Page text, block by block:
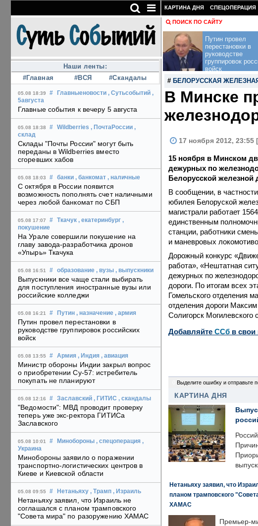
Наши ленты:
#Главная
#ВСЯ #Скандалы
05.08 18:39 # Главныеновости , Сутьсобытий ,
5августа
Главные события к вечеру 5 августа
05.08 18:38 # Wildberries , ПочтаРоссии ,
склад
Склады "Почты России" могут быть
переданы в Wildberries вместо
сгоревших хабов
05.08 18:03 # банки , банкомат , наличные
С октября в России появится
возможность пополнять счет наличными
через любой банкомат по СБП
05.08 17:07 # Ткачук , екатеринбург ,
покушение
На Урале совершили покушение на
главу завода-разработчика дронов
«Упырь» Ткачука
05.08 16:51 # образование , вузы , выпускники
Выпускники все чаще стали выбирать
для поступления иностранные вузы или
российские колледжи
05.08 16:21 # Путин , назначение , армия
Путин провел перестановки в
руководстве группировок российских
войск
05.08 13:55 # Армия , Индия , авиация
Министр обороны Индии закрыл вопрос
о приобретении Су-57: истребитель
покупать не планируют
05.08 12:16 # Заславский , ГИТИС , скандалы
"Ведомости": МВД проводит проверку
теперь уже экс-ректора ГИТИСа
Заславского
05.08 10:01 # Минобороны , спецоперация ,
Украина
Минобороны заявило о поражении
транспортно-логистических центров в
Киеве и Киевской области
05.08 09:55 # Нетаньяху , Трамп , Израиль
Нетаньяху заявил, что Израиль не
соглашался с планом трамповского
"Совета мира" по разоружению ХАМАС
КАРТИНА ДНЯ СПЕЦОПЕРАЦИЯ
ПОИСК ПО САЙТУ
Путин провел
перестановки в
руководстве
группировок
войск
# БЕЛОРУССКАЯ
В Минске
17 ноября 2012, 23:55
15 ноября в Минском
дежурных по
Белорусской железной
В сообщении, в
юбилея Белоруской
магистрали работает
единственным
станции, работники
и маневровых
Дорожный конкурс
работа», «Нештатная
дежурных по
дороги. По итогам всех
Гомельского отделения
отделения дороги
Солигорск Могилевского
Добавляйте CСб в свои
Выделите ошибку и отправьте
КАРТИНА ДНЯ
Нетаньяху заявил, что
планом трамповского
ХАМАС
Премьер-